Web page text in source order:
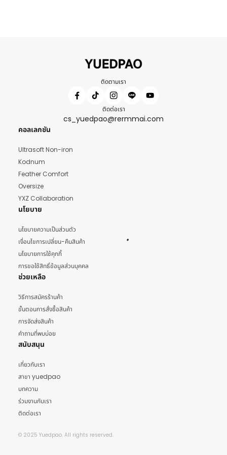
ติดตามเรา
ติดต่อเรา
cs_yuedpao@rermmai.com
คอลเลกชัน
Ultrasoft Non-iron
Kodnum
Feather Comfort
Oversize
YXZ Collaboration
นโยบาย
นโยบายความเป็นส่วนตัว
เงื่อนไขการเปลี่ยน-คืนสินค้า
นโยบายการใช้คุกกี้
การขอใช้สิทธิ์ข้อมูลส่วนบุคคล
ช่วยเหลือ
วิธีการสมัครร้านค้า
ขั้นตอนการสั่งซื้อสินค้า
การจัดส่งสินค้า
คำถามที่พบบ่อย
สนับสนุน
เกี่ยวกับเรา
สาขา yuedpao
บทความ
ร่วมงานกับเรา
ติดต่อเรา
© 2025 Yuedpao. All rights reserved.